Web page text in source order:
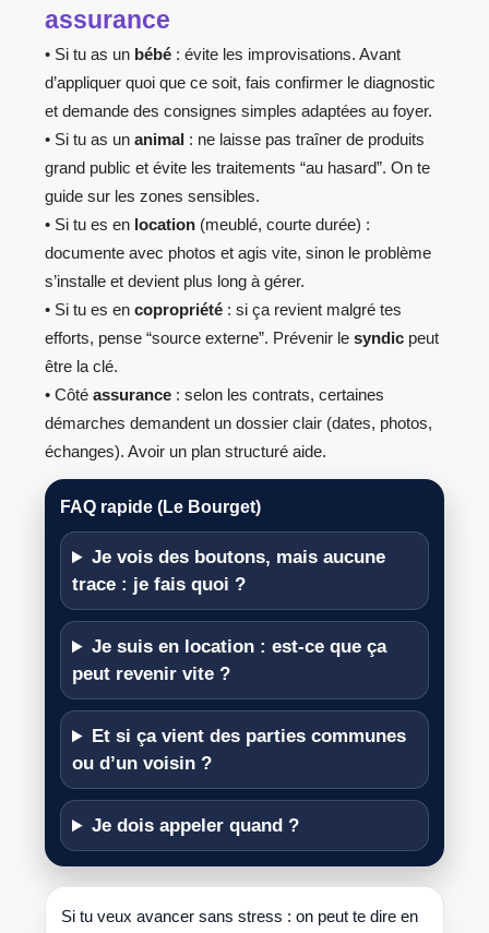
assurance
• Si tu as un bébé : évite les improvisations. Avant
d’appliquer quoi que ce soit, fais confirmer le diagnostic
et demande des consignes simples adaptées au foyer.
• Si tu as un animal : ne laisse pas traîner de produits
grand public et évite les traitements “au hasard”. On te
guide sur les zones sensibles.
• Si tu es en location (meublé, courte durée) :
documente avec photos et agis vite, sinon le problème
s’installe et devient plus long à gérer.
• Si tu es en copropriété : si ça revient malgré tes
efforts, pense “source externe”. Prévenir le syndic peut
être la clé.
• Côté assurance : selon les contrats, certaines
démarches demandent un dossier clair (dates, photos,
échanges). Avoir un plan structuré aide.
FAQ rapide (Le Bourget)
Je vois des boutons, mais aucune
trace : je fais quoi ?
Je suis en location : est-ce que ça
peut revenir vite ?
Et si ça vient des parties communes
ou d’un voisin ?
Je dois appeler quand ?
Si tu veux avancer sans stress : on peut te dire en